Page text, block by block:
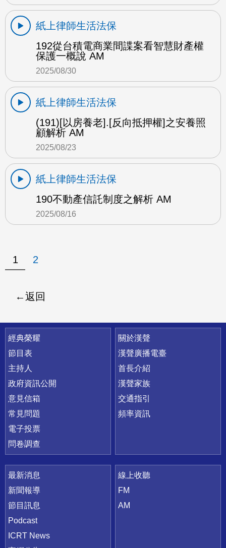
紙上律師生活法保
192從台積電商業間諜案看智慧財產權
保護一概說 AM
2025/08/30
紙上律師生活法保
(191)[以房養老].[反向抵押權]之安養照
顧解析 AM
2025/08/23
紙上律師生活法保
190不動產信託制度之解析 AM
2025/08/16
1 2
返回
快速連結
經典榮耀
節目表
主持人
政府資訊公開
意見信箱
常見問題
電子投票
問卷調查
關於漢聲
漢聲廣播電臺
首長介紹
漢聲家族
交通指引
頻率資訊
最新消息
新聞報導
節目訊息
Podcast
ICRT News
線上收聽
FM
AM